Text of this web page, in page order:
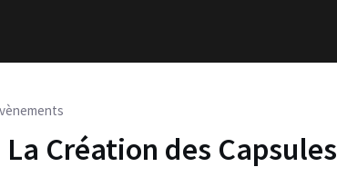
Création des Capsules